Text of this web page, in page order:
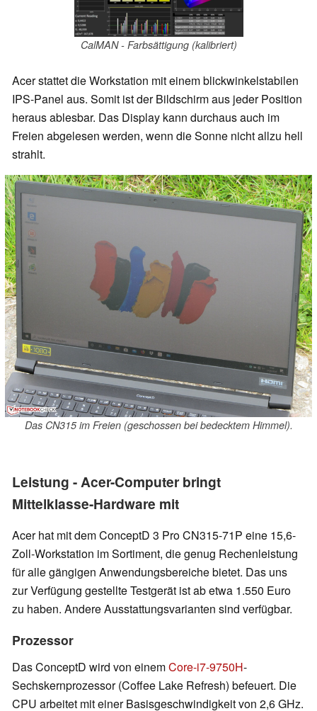
CalMAN - Farbsättigung (kalibriert)
Acer stattet die Workstation mit einem blickwinkelstabilen
IPS-Panel aus. Somit ist der Bildschirm aus jeder Position
heraus ablesbar. Das Display kann durchaus auch im
Freien abgelesen werden, wenn die Sonne nicht allzu hell
strahlt.
Das CN315 im Freien (geschossen bei bedecktem Himmel).
Leistung - Acer-Computer bringt
Mittelklasse-Hardware mit
Acer hat mit dem ConceptD 3 Pro CN315-71P eine 15,6-
Zoll-Workstation im Sortiment, die genug Rechenleistung
für alle gängigen Anwendungsbereiche bietet. Das uns
zur Verfügung gestellte Testgerät ist ab etwa 1.550 Euro
zu haben. Andere Ausstattungsvarianten sind verfügbar.
Prozessor
Das ConceptD wird von einemCore-i7-9750H-
Sechskernprozessor (Coffee Lake Refresh) befeuert. Die
CPU arbeitet mit einer Basisgeschwindigkeit von 2,6 GHz.